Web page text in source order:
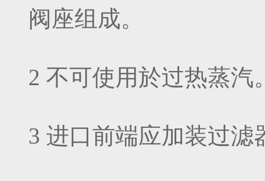
阀座组成。
2 不可使用於过热蒸汽
3 进口前端应加装过滤